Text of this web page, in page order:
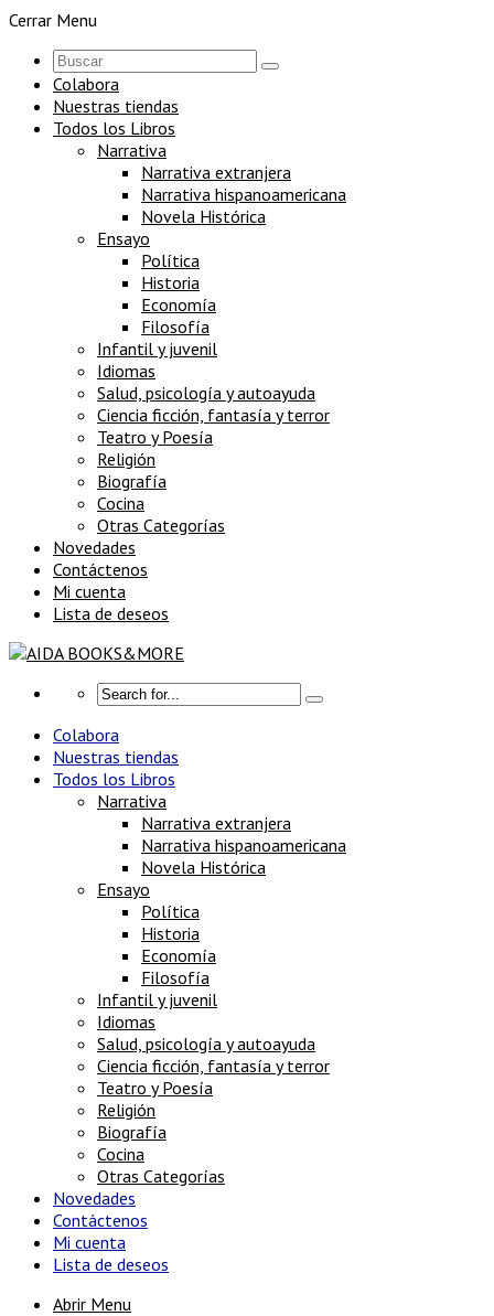
Cerrar Menu
Colabora
Nuestras tiendas
Todos los Libros
Narrativa
Narrativa extranjera
Narrativa hispanoamericana
Novela Histórica
Ensayo
Política
Historia
Economía
Filosofía
Infantil y juvenil
Idiomas
Salud, psicología y autoayuda
Ciencia ficción, fantasía y terror
Teatro y Poesía
Religión
Biografía
Cocina
Otras Categorías
Novedades
Contáctenos
Mi cuenta
Lista de deseos
Colabora
Nuestras tiendas
Todos los Libros
Narrativa
Narrativa extranjera
Narrativa hispanoamericana
Novela Histórica
Ensayo
Política
Historia
Economía
Filosofía
Infantil y juvenil
Idiomas
Salud, psicología y autoayuda
Ciencia ficción, fantasía y terror
Teatro y Poesía
Religión
Biografía
Cocina
Otras Categorías
Novedades
Contáctenos
Mi cuenta
Lista de deseos
Abrir Menu